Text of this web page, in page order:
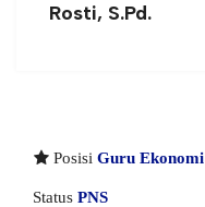
Rosti, S.Pd.
Posisi Guru Ekonomi
Status PNS